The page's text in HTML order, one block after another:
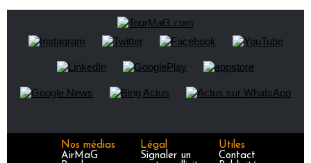
Nos médias
AirMaG
Légal
Signaler un
Utiles
Contact